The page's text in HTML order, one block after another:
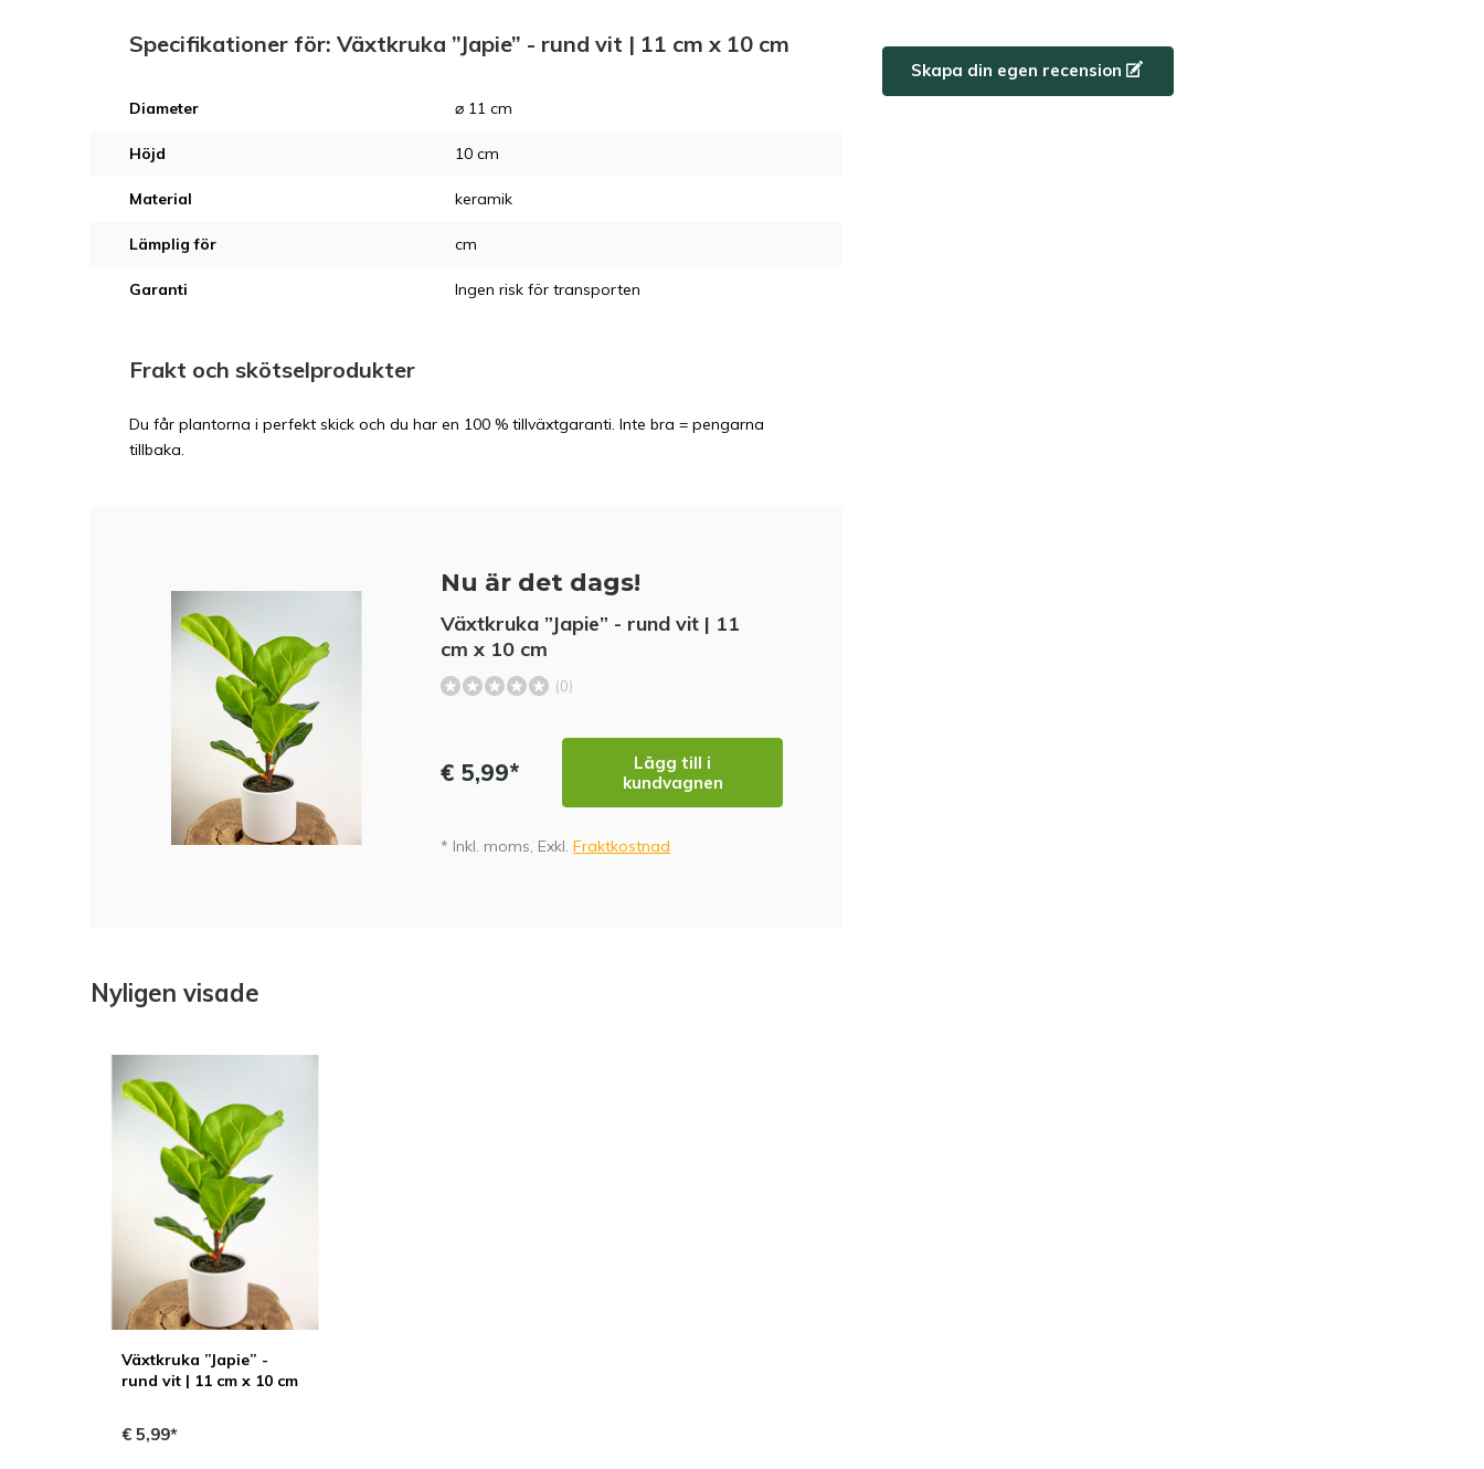
Specifikationer för: Växtkruka ”Japie” - rund vit | 11 cm x 10 cm
Diameter ⌀ 11 cm
Höjd 10 cm
Material keramik
Lämplig för cm
Garanti Ingen risk för transporten
Frakt och skötselprodukter
Du får plantorna i perfekt skick och du har en 100 % tillväxtgaranti. Inte bra = pengarna
tillbaka.
Nu är det dags!
Växtkruka ”Japie” - rund vit | 11
cm x 10 cm
(0)
€ 5,99*
Lägg till i
kundvagnen
* Inkl. moms, Exkl. Fraktkostnad
Skapa din egen recension
Nyligen visade
Växtkruka ”Japie” -
rund vit | 11 cm x 10 cm
€ 5,99*